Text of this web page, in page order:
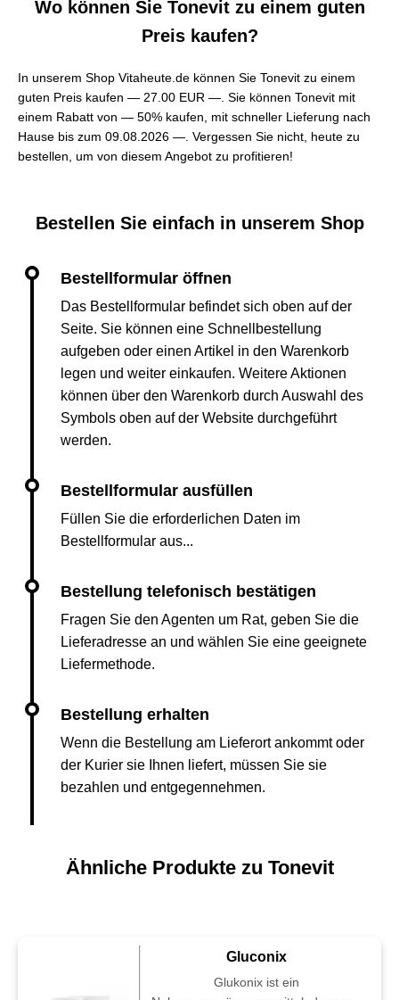
Wo können Sie Tonevit zu einem guten
Preis kaufen?
In unserem Shop Vitaheute.de können Sie Tonevit zu einem
guten Preis kaufen — 27.00 EUR — . Sie können Tonevit mit
einem Rabatt von — 50% kaufen, mit schneller Lieferung nach
Hause bis zum 09.08.2026 —. Vergessen Sie nicht, heute zu
bestellen, um von diesem Angebot zu profitieren!
Bestellen Sie einfach in unserem Shop
Das Bestellformular befindet sich oben auf der
Seite. Sie können eine Schnellbestellung
aufgeben oder einen Artikel in den Warenkorb
legen und weiter einkaufen. Weitere Aktionen
können über den Warenkorb durch Auswahl des
Symbols oben auf der Website durchgeführt
werden.
Füllen Sie die erforderlichen Daten im
Bestellformular aus...
Fragen Sie den Agenten um Rat, geben Sie die
Lieferadresse an und wählen Sie eine geeignete
Liefermethode.
Wenn die Bestellung am Lieferort ankommt oder
der Kurier sie Ihnen liefert, müssen Sie sie
bezahlen und entgegennehmen.
Ähnliche Produkte zu Tonevit
Gluconix
Glukonix ist ein